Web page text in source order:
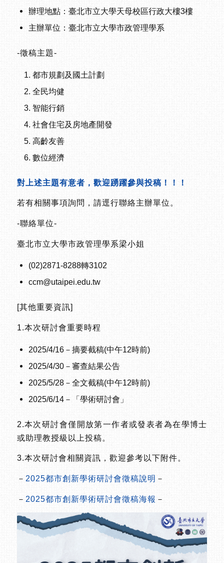
辦理地點：臺北市立大學天母校區行政大樓3樓
主辦單位：臺北市立大學市政管理學系
-徵稿主題-
都市規劃及國土計劃
全民均健
智能行銷
社會住宅及房地產開發
高齡友善
數位經濟
對上述主題有意者，歡迎踴躍參與投稿！！！
若有相關事項詢問，請逕行聯絡主辦單位。
-聯絡單位-
臺北市立大學市政管理學系梁小姐
(02)2871-8288轉3102
ccm@utaipei.edu.tw
[其他重要資訊]
1.本次研討會重要時程
2025/4/16－摘要截稿(中午12時前)
2025/4/30－審查結果公告
2025/5/28－全文截稿(中午12時前)
2025/6/14－「學術研討會」
2.本次研討會僅開放第一作者或發表者為在學博士
或助理教授級以上投稿。
3.本次研討會相關資訊，歡迎參考以下附件。
－ 2025都市創新學術研討會徵稿說明 －
－ 2025都市創新學術研討會徵稿海報 －